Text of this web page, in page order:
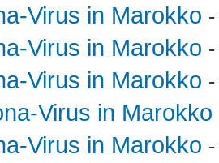
Virus in Marokko
Virus in Marokko
Virus in Marokko
Virus in Marokko
Virus in Marokko